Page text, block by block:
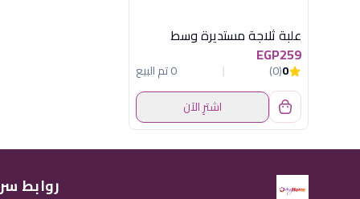
علبة ثلاجة مستديرة وسط
EGP259
0
(0)
0 تم البيع
اشترِ الآن
روابط